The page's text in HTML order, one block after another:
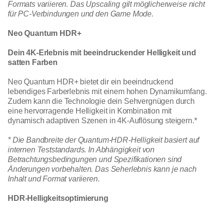
Formats variieren. Das Upscaling gilt möglicherweise nicht
für PC-Verbindungen und den Game Mode.
Neo Quantum HDR+
Dein 4K-Erlebnis mit beeindruckender Helligkeit und
satten Farben
Neo Quantum HDR+ bietet dir ein beeindruckend
lebendiges Farberlebnis mit einem hohen Dynamikumfang.
Zudem kann die Technologie dein Sehvergnügen durch
eine hervorragende Helligkeit in Kombination mit
dynamisch adaptiven Szenen in 4K-Auflösung steigern.*
* Die Bandbreite der Quantum-HDR-Helligkeit basiert auf
internen Teststandards. In Abhängigkeit von
Betrachtungsbedingungen und Spezifikationen sind
Änderungen vorbehalten. Das Seherlebnis kann je nach
Inhalt und Format variieren.
HDR-Helligkeitsoptimierung